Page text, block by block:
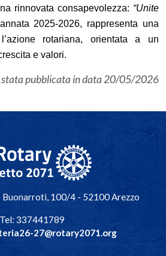
rinnovata consapevolezza: “Unite
annata 2025-2026, rappresenta una
’azione rotariana, orientata a un
e valori.
stata pubblicata in data 20/05/2026
Buonarroti, 100/4 - 52100 Arezzo
Tel: 337441789
27@rotary2071.org